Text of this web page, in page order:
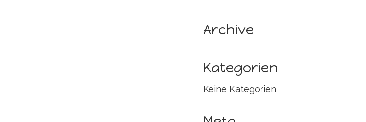
Archive
Kategorien
Keine Kategorien